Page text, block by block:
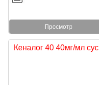
Просмотр
Кеналог 40 40мг/мл